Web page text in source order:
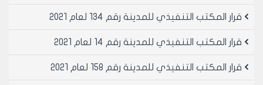
رئيس المكتب التنفيذي لمجلس مدينة
حلب
قرار المكتب التنفيذي للمدينة رقم 134 لعام 2021
قرار المكتب التنفيذي للمدينة رقم 14 لعام 2021
قرار المكتب التنفيذي للمدينة رقم 158 لعام 2021